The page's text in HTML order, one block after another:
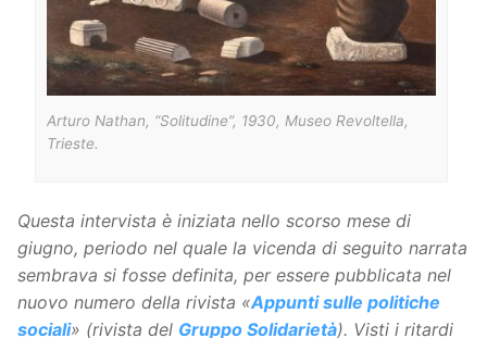
Arturo Nathan, “Solitudine”, 1930, Museo Revoltella,
Trieste.
Questa intervista è iniziata nello scorso mese di
giugno, periodo nel quale la vicenda di seguito narrata
sembrava si fosse definita, per essere pubblicata nel
nuovo numero della rivista «Appunti sulle politiche
sociali» (rivista del Gruppo Solidarietà). Visti i ritardi